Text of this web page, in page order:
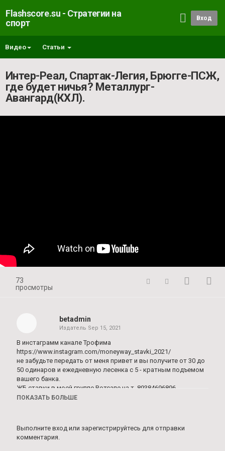
Flashscore.su - Стратегии на
спорт
Вход
Видео Статьи
Интер-Реал, Спартак-Легия, Брюгге-ПСЖ,
где будет ничья? Металлург-
Авангард(КХЛ).
73
просмотры
betadmin
Издатель Sep 15, 2021
В инстаграмм канале Трофима
https://www.instagram.com/moneyway_stavki_2021/
не забудьте передать от меня привет и вы получите от 30 до
50 одинаров и ежедневную лесенка с 5 - кратным подъемом
вашего банка.
ЖБ ставки в моей группе Вотсапе на т. 89384696896.
Пишите и вступайте в мою группу за 300 р.
Процент захода по моим прогнозам в среднем 75%. По
баскетболу 84%.В лайве еще выше.Поэтому вступайте в мою
ПОКАЗАТЬ БОЛЬШЕ
Выполните вход или зарегистрируйтесь для отправки
комментария.